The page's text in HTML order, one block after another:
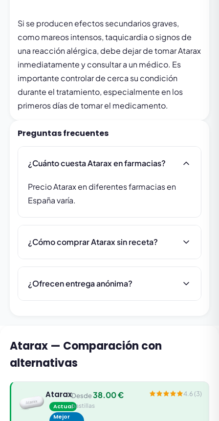
Si se producen efectos secundarios graves,
como mareos intensos, taquicardia o signos de
una reacción alérgica, debe dejar de tomar Atarax
inmediatamente y consultar a un médico. Es
importante controlar de cerca su condición
durante el tratamiento, especialmente en los
primeros días de tomar el medicamento.
Preguntas frecuentes
¿Cuánto cuesta Atarax en farmacias?
Precio Atarax en diferentes farmacias en
España varía.
¿Cómo comprar Atarax sin receta?
¿Ofrecen entrega anónima?
Atarax — Comparación con
alternativas
Atarax
Actual
Mejor
Desde38.00 €
pastillas
4.6 (3)